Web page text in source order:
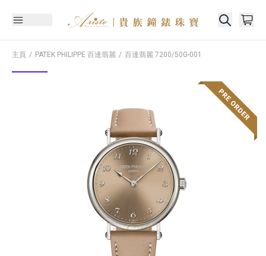
主頁 PATEK PHILIPPE 百達翡麗 百達翡麗 7200/50G-001